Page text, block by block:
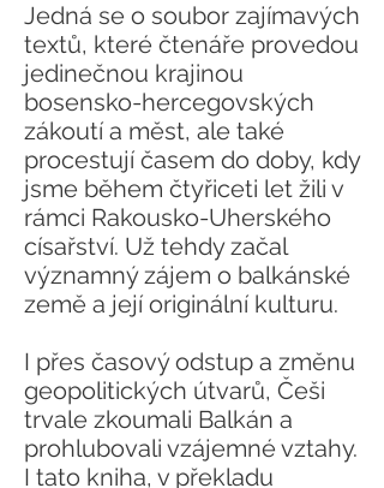
Jedná se o soubor zajímavých
textů, které čtenáře provedou
jedinečnou krajinou
bosensko-hercegovských
zákoutí a měst, ale také
procestují časem do doby, kdy
jsme během čtyřiceti let žili v
rámci Rakousko-Uherského
císařství. Už tehdy začal
významný zájem o balkánské
země a její originální kulturu.
I přes časový odstup a změnu
geopolitických útvarů, Češi
trvale zkoumali Balkán a
prohlubovali vzájemné vztahy.
I tato kniha, v překladu